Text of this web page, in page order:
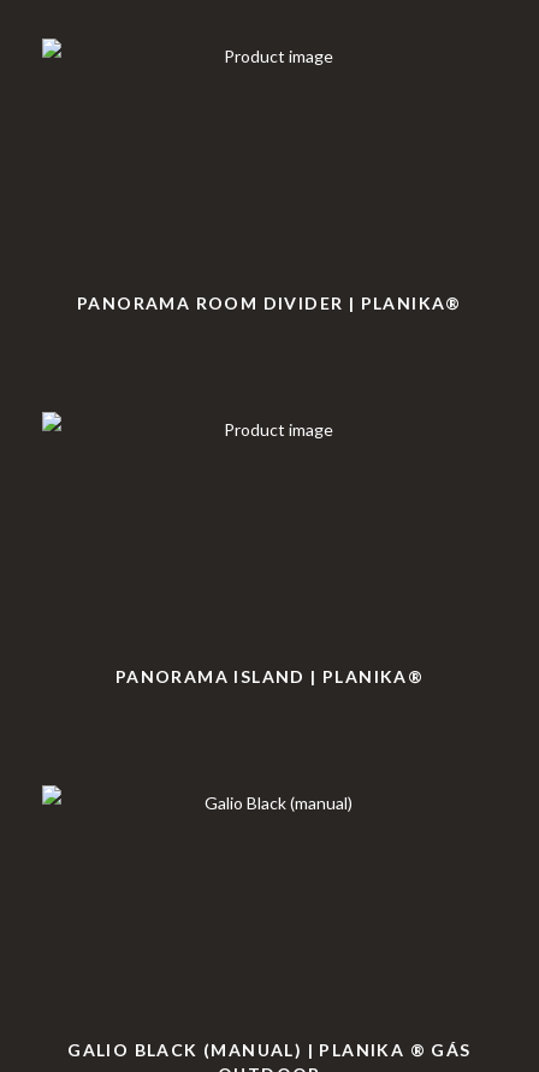
PANORAMA ROOM DIVIDER | PLANIKA®
PANORAMA ISLAND | PLANIKA®
GALIO BLACK (MANUAL) | PLANIKA ® GÁS